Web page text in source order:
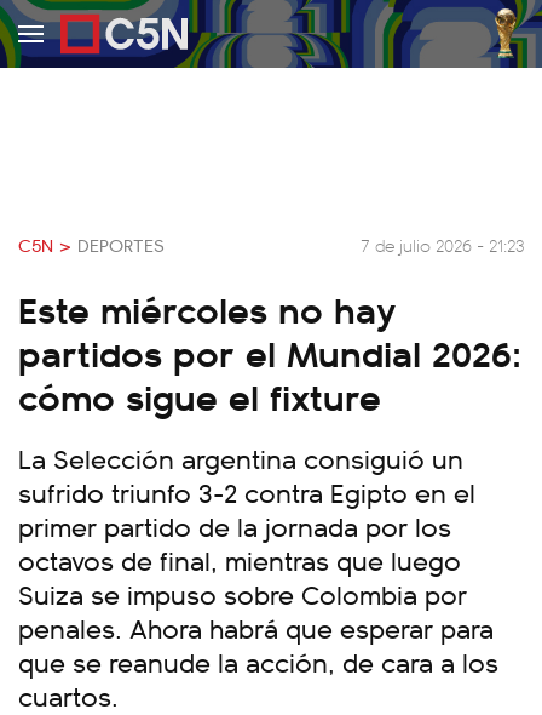
C5N > DEPORTES 7 de julio 2026 - 21:23
Este miércoles no hay
partidos por el Mundial 2026:
cómo sigue el fixture
La Selección argentina consiguió un
sufrido triunfo 3-2 contra Egipto en el
primer partido de la jornada por los
octavos de final, mientras que luego
Suiza se impuso sobre Colombia por
penales. Ahora habrá que esperar para
que se reanude la acción, de cara a los
cuartos.